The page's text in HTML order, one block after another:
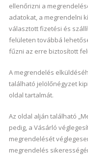
ellenőrizni a
adatokat, a megrendelni
választott fizetési és
felületen továbbá
fűzni az erre biztosított
A megrendelés
található jelölőnégyzet
oldal tartalmát.
Az oldal alján található
pedig, a Vásárló
megrendelését
megrendelés